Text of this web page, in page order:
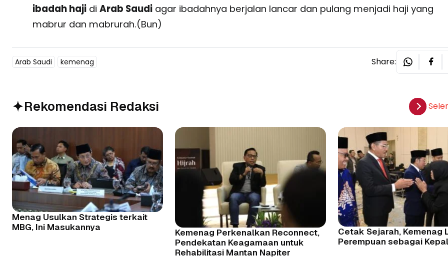
ibadah hajidi Arab Saudiagar ibadahnya berjalan lancar dan pulang menjadi haji yang
mabrur dan mabrurah.(Bun)
Arab Saudi kemenag Share:
Rekomendasi Redaksi
Menag Usulkan Strategis terkait
MBG, Ini Masukannya
Kemenag Perkenalkan Reconnect,
Pendekatan Keagamaan untuk
Rehabilitasi Mantan Napiter
Cetak Sejarah, Kemenag
Perempuan sebagai